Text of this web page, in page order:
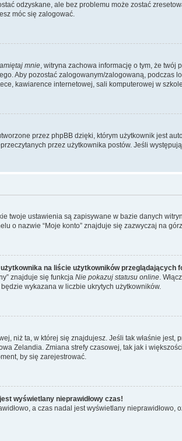
odzyskane, ale bez problemu może zostać
móc się zalogować.
mnie, witryna zachowa informację o tym, że twój
Aby pozostać zalogowanym/zalogowaną, podczas
kawiarence internetowej, sali komputerowej w
przez phpBB dzięki, którym użytkownik jest
przez użytkownika postów. Jeśli
twoje ustawienia są zapisywane w bazie danych
o nazwie “Moje konto” znajduje się zazwyczaj na
na liście użytkowników przeglądających
znajduje się funkcja Nie pokazuj statusu online.
wykazana w liczbie ukrytych użytkowników.
niż ta, w której się znajdujesz. Jeśli tak właśnie
Zelandia. Zmiana strefy czasowej, tak jak i
by się zarejestrować.
wyświetlany nieprawidłowy czas!
a czas nadal jest wyświetlany